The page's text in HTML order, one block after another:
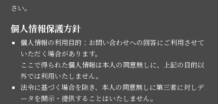
さい。
個人情報保護方針
個人情報の利用目的：お問い合わせへの回答にご利用させて
いただく場合があります。
ここで得られた個人情報は本人の同意無しに、上記の目的以
外では利用いたしません。
法令に基づく場合を除き、本人の同意無しに第三者に対しデ
ータを開示・提供することはいたしません。